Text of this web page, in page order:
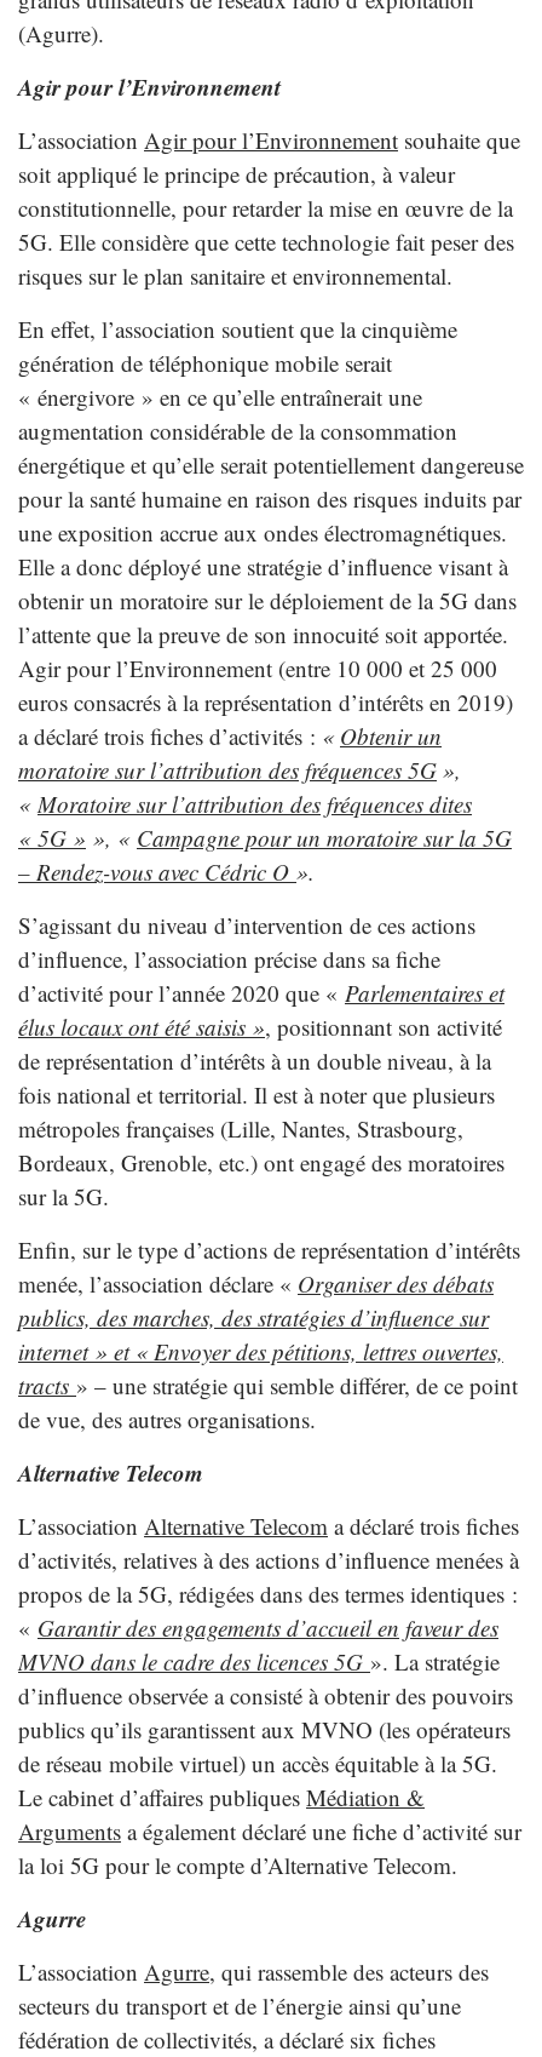
(Agurre).
Agir pour l’Environnement
L’association Agir pour l’Environnement souhaite que
soit appliqué le principe de précaution, à valeur
constitutionnelle, pour retarder la mise en œuvre de la
5G. Elle considère que cette technologie fait peser des
risques sur le plan sanitaire et environnemental.
En effet, l’association soutient que la cinquième
génération de téléphonique mobile serait
« énergivore » en ce qu’elle entraînerait une
augmentation considérable de la consommation
énergétique et qu’elle serait potentiellement dangereuse
pour la santé humaine en raison des risques induits par
une exposition accrue aux ondes électromagnétiques.
Elle a donc déployé une stratégie d’influence visant à
obtenir un moratoire sur le déploiement de la 5G dans
l’attente que la preuve de son innocuité soit apportée.
Agir pour l’Environnement (entre 10 000 et 25 000
euros consacrés à la représentation d’intérêts en 2019)
a déclaré trois fiches d’activités : « Obtenir un
moratoire sur l’attribution des fréquences 5G »,
«Moratoire sur l’attribution des fréquences dites
« 5G » », « Campagne pour un moratoire sur la 5G
– Rendez-vous avec Cédric O ».
S’agissant du niveau d’intervention de ces actions
d’influence, l’association précise dans sa fiche
d’activité pour l’année 2020 que « Parlementaires et
élus locaux ont été saisis », positionnant son activité
de représentation d’intérêts à un double niveau, à la
fois national et territorial. Il est à noter que plusieurs
métropoles françaises (Lille, Nantes, Strasbourg,
Bordeaux, Grenoble, etc.) ont engagé des moratoires
sur la 5G.
Enfin, sur le type d’actions de représentation d’intérêts
menée, l’association déclare « Organiser des débats
publics, des marches, des stratégies d’influence sur
internet » et « Envoyer des pétitions, lettres ouvertes,
tracts » – une stratégie qui semble différer, de ce point
de vue, des autres organisations.
Alternative Telecom
L’association Alternative Telecom a déclaré trois fiches
d’activités, relatives à des actions d’influence menées à
propos de la 5G, rédigées dans des termes identiques :
« Garantir des engagements d’accueil en faveur des
MVNO dans le cadre des licences 5G ». La stratégie
d’influence observée a consisté à obtenir des pouvoirs
publics qu’ils garantissent aux MVNO (les opérateurs
de réseau mobile virtuel) un accès équitable à la 5G.
Le cabinet d’affaires publiques Médiation &
Arguments a également déclaré une fiche d’activité sur
la loi 5G pour le compte d’Alternative Telecom.
Agurre
L’association Agurre, qui rassemble des acteurs des
secteurs du transport et de l’énergie ainsi qu’une
fédération de collectivités, a déclaré six fiches